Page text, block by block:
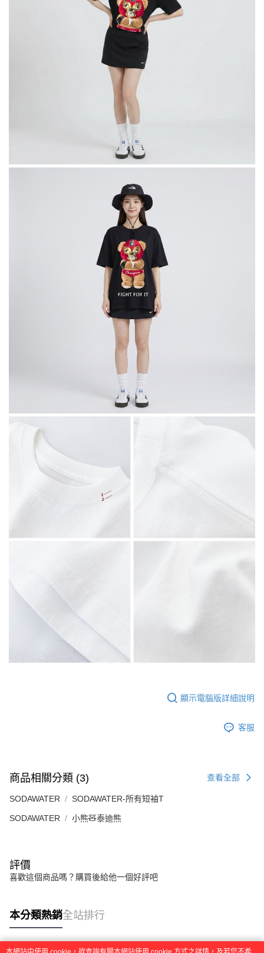
顯示電腦版詳細說明
客服
商品相關分類 (3) 查看全部
SODAWATER SODAWATER-所有短袖T
SODAWATER 小熊🧸泰迪熊
評價
喜歡這個商品嗎？購買後給他一個好評吧
本分類熱銷全站排行